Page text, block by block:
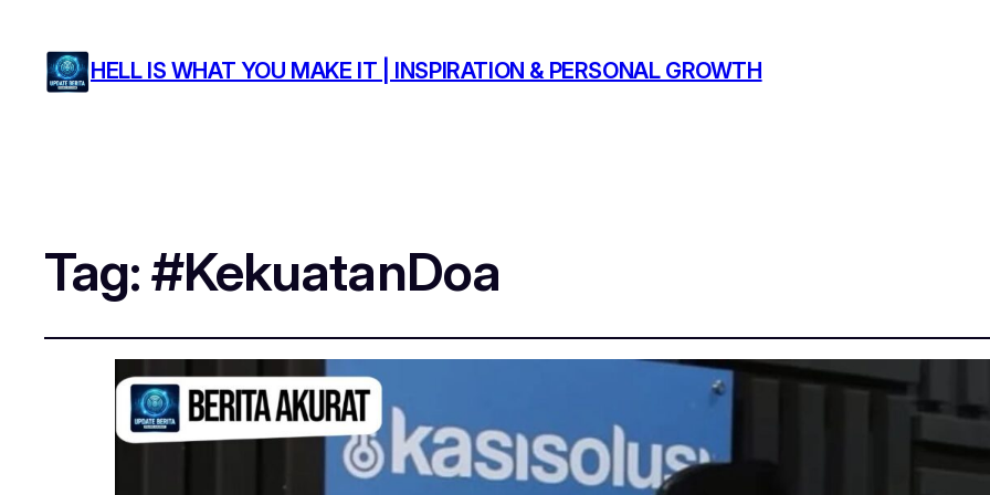
HELL IS WHAT YOU MAKE IT | INSPIRATION & PERSONAL GROWTH
Tag:#KekuatanDoa